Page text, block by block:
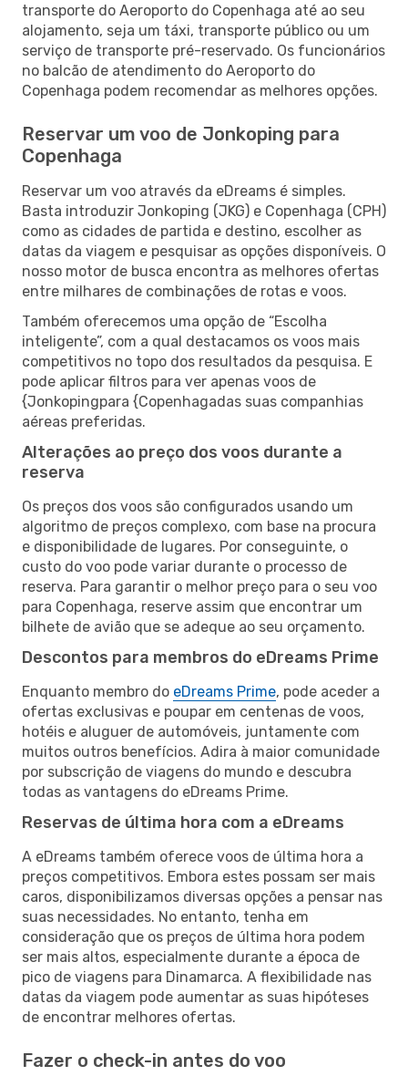
transporte do Aeroporto do Copenhaga até ao seu
alojamento, seja um táxi, transporte público ou um
serviço de transporte pré-reservado. Os funcionários
no balcão de atendimento do Aeroporto do
Copenhaga podem recomendar as melhores opções.
Reservar um voo de Jonkoping para
Copenhaga
Reservar um voo através da eDreams é simples.
Basta introduzir Jonkoping (JKG) e Copenhaga (CPH)
como as cidades de partida e destino, escolher as
datas da viagem e pesquisar as opções disponíveis. O
nosso motor de busca encontra as melhores ofertas
entre milhares de combinações de rotas e voos.
Também oferecemos uma opção de “Escolha
inteligente”, com a qual destacamos os voos mais
competitivos no topo dos resultados da pesquisa. E
pode aplicar filtros para ver apenas voos de
{Jonkopingpara {Copenhagadas suas companhias
aéreas preferidas.
Alterações ao preço dos voos durante a
reserva
Os preços dos voos são configurados usando um
algoritmo de preços complexo, com base na procura
e disponibilidade de lugares. Por conseguinte, o
custo do voo pode variar durante o processo de
reserva. Para garantir o melhor preço para o seu voo
para Copenhaga, reserve assim que encontrar um
bilhete de avião que se adeque ao seu orçamento.
Descontos para membros do eDreams Prime
Enquanto membro do eDreams Prime, pode aceder a
ofertas exclusivas e poupar em centenas de voos,
hotéis e aluguer de automóveis, juntamente com
muitos outros benefícios. Adira à maior comunidade
por subscrição de viagens do mundo e descubra
todas as vantagens do eDreams Prime.
Reservas de última hora com a eDreams
A eDreams também oferece voos de última hora a
preços competitivos. Embora estes possam ser mais
caros, disponibilizamos diversas opções a pensar nas
suas necessidades. No entanto, tenha em
consideração que os preços de última hora podem
ser mais altos, especialmente durante a época de
pico de viagens para Dinamarca. A flexibilidade nas
datas da viagem pode aumentar as suas hipóteses
de encontrar melhores ofertas.
Fazer o check-in antes do voo